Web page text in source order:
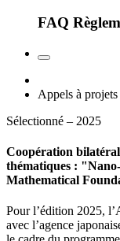
FAQ
Appels à projets
Sélectionné – 2025
Coopération
thématiques :
Mathematical
Pour l’édition 2025,
avec l’agence